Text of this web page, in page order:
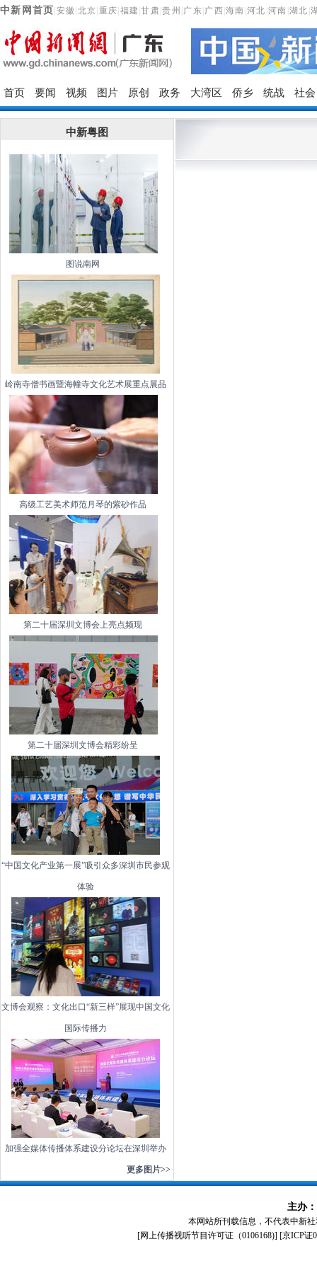
中新网首页 安徽 北京 重庆 福建 |甘肃 |贵州 广东 广西 |海南 |河北 |河南 湖北
首页 要闻 视频 图片 原创 政务 大湾区 侨乡 统战 社会
中新粤图
图说南网
岭南寺僧书画暨海幢寺文化艺术展重点展品
高级工艺美术师范月琴的紫砂作品
第二十届深圳文博会上亮点频现
第二十届深圳文博会精彩纷呈
“中国文化产业第一展”吸引众多深圳市民参观
体验
文博会观察：文化出口“新三样”展现中国文化
国际传播力
加强全媒体传播体系建设分论坛在深圳举办
更多图片>>
主办
本网站所刊载信息，不代表中新
[网上传播视听节目许可证（0106168)] [京ICP证